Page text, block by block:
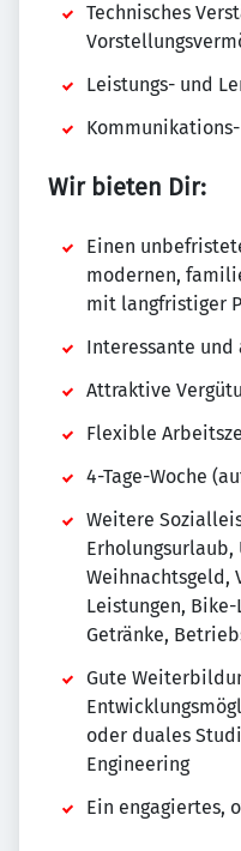
Technisches
Leistungs- und
Wir bieten Dir:
Einen
modernen,
mit langfristiger
Interessante und
Attraktive
Flexible
4-Tage-Woche
Weitere
Erholungsurlaub,
Weihnachtsgeld,
Leistungen,
Getränke,
Gute
oder duales
Engineering
Ein engagiertes,